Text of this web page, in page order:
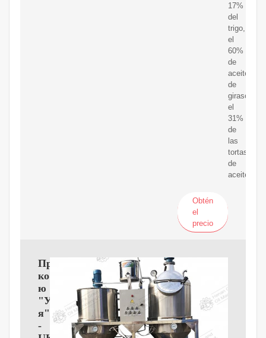
17%
del
trigo,
el
60%
de
aceite
de
girasol,
el
31%
de
las
tortas
de
aceites
Obtén
el
precio
Про
компан?
ю
"Укрол?
я"
-